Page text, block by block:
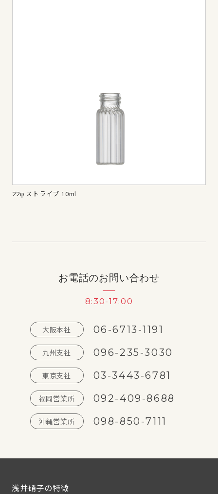
22φ ストライプ 10ml
お電話のお問い合わせ
8:30-17:00
大阪本社 06-6713-1191
九州支社 096-235-3030
東京支社 03-3443-6781
福岡営業所 092-409-8688
沖縄営業所 098-850-7111
浅井硝子の特徴